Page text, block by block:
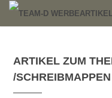
ARTIKEL ZUM
/SCHREIBMAPPEN